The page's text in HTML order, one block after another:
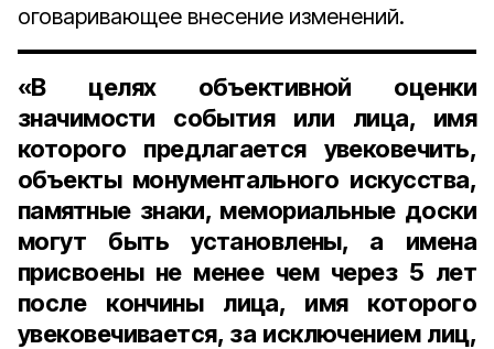
оговаривающее внесение изменений.
«В целях объективной оценки
значимости события или лица, имя
которого предлагается увековечить,
объекты монументального искусства,
памятные знаки, мемориальные доски
могут быть установлены, а имена
присвоены не менее чем через 5 лет
после кончины лица, имя которого
увековечивается, за исключением лиц,